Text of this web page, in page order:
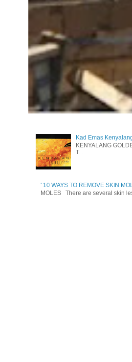
Kad Emas
KENYALANG
T...
' 10 WAYS TO REMOVE SKIN
MOLES There are several skin